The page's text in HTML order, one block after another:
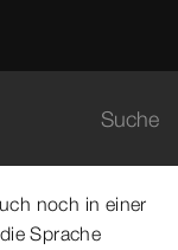
noch in einer
Sprache
sparen